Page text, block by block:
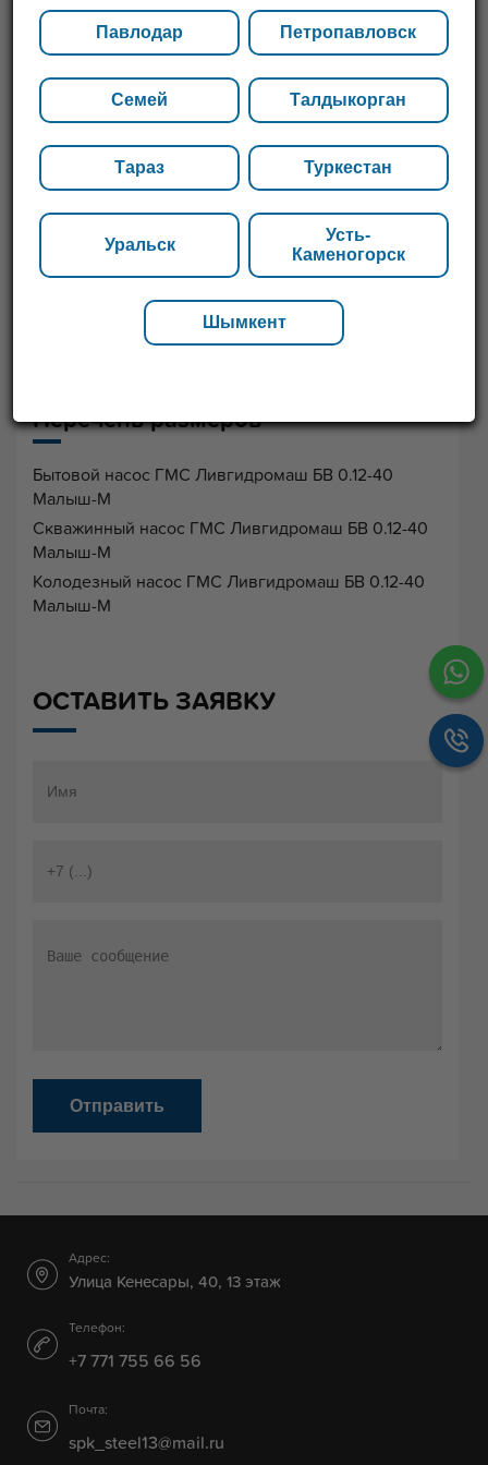
Перечень размеров
Бытовой насос ГМС Ливгидромаш БВ 0.12-40
Малыш-М
Скважинный насос ГМС Ливгидромаш БВ 0.12-40
Малыш-М
Колодезный насос ГМС Ливгидромаш БВ 0.12-40
Малыш-М
ОСТАВИТЬ ЗАЯВКУ
Отправить
Павлодар Петропавловск
Семей Талдыкорган
Тараз Туркестан
Уральск
Усть-
Каменогорск
Шымкент
Адрес:
Улица Кенесары, 40, 13 этаж
Телефон:
+7 771 755 66 56
Почта:
spk_steel13@mail.ru